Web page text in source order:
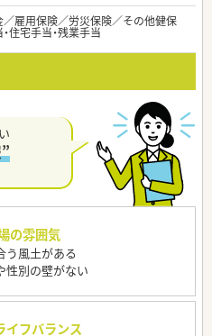
／雇用保険／労災保険／その他健保
住宅手当・残業手当
の雰囲気
う風土がある
性別の壁がない
イフバランス